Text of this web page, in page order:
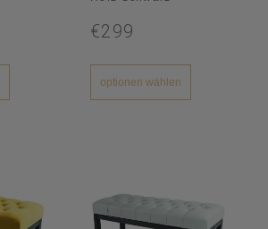
€299
optionen wählen